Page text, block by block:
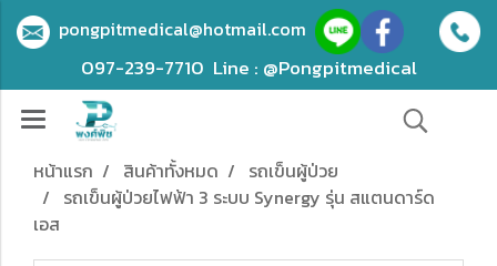
pongpitmedical@hotmail.com
097-239-7710 Line : @Pongpitmedical
หน้าแรก สินค้าทั้งหมด
รถเข็นผู้ป่วย
รถเข็นผู้ป่วยไฟฟ้า 3 ระบบ Synergy รุ่น สแตนดาร์ด
เอส